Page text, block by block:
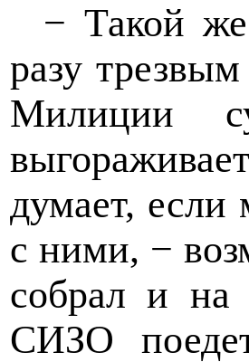
− Такой
разу
Милиции
думает, если
с ними, −
собрал и на
СИЗО